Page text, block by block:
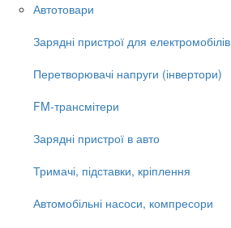
Автотовари
Зарядні пристрої для електромобілів
Перетворювачі напруги (інвертори)
FM-трансмітери
Зарядні пристрої в авто
Тримачі, підставки, кріплення
Автомобільні насоси, компресори